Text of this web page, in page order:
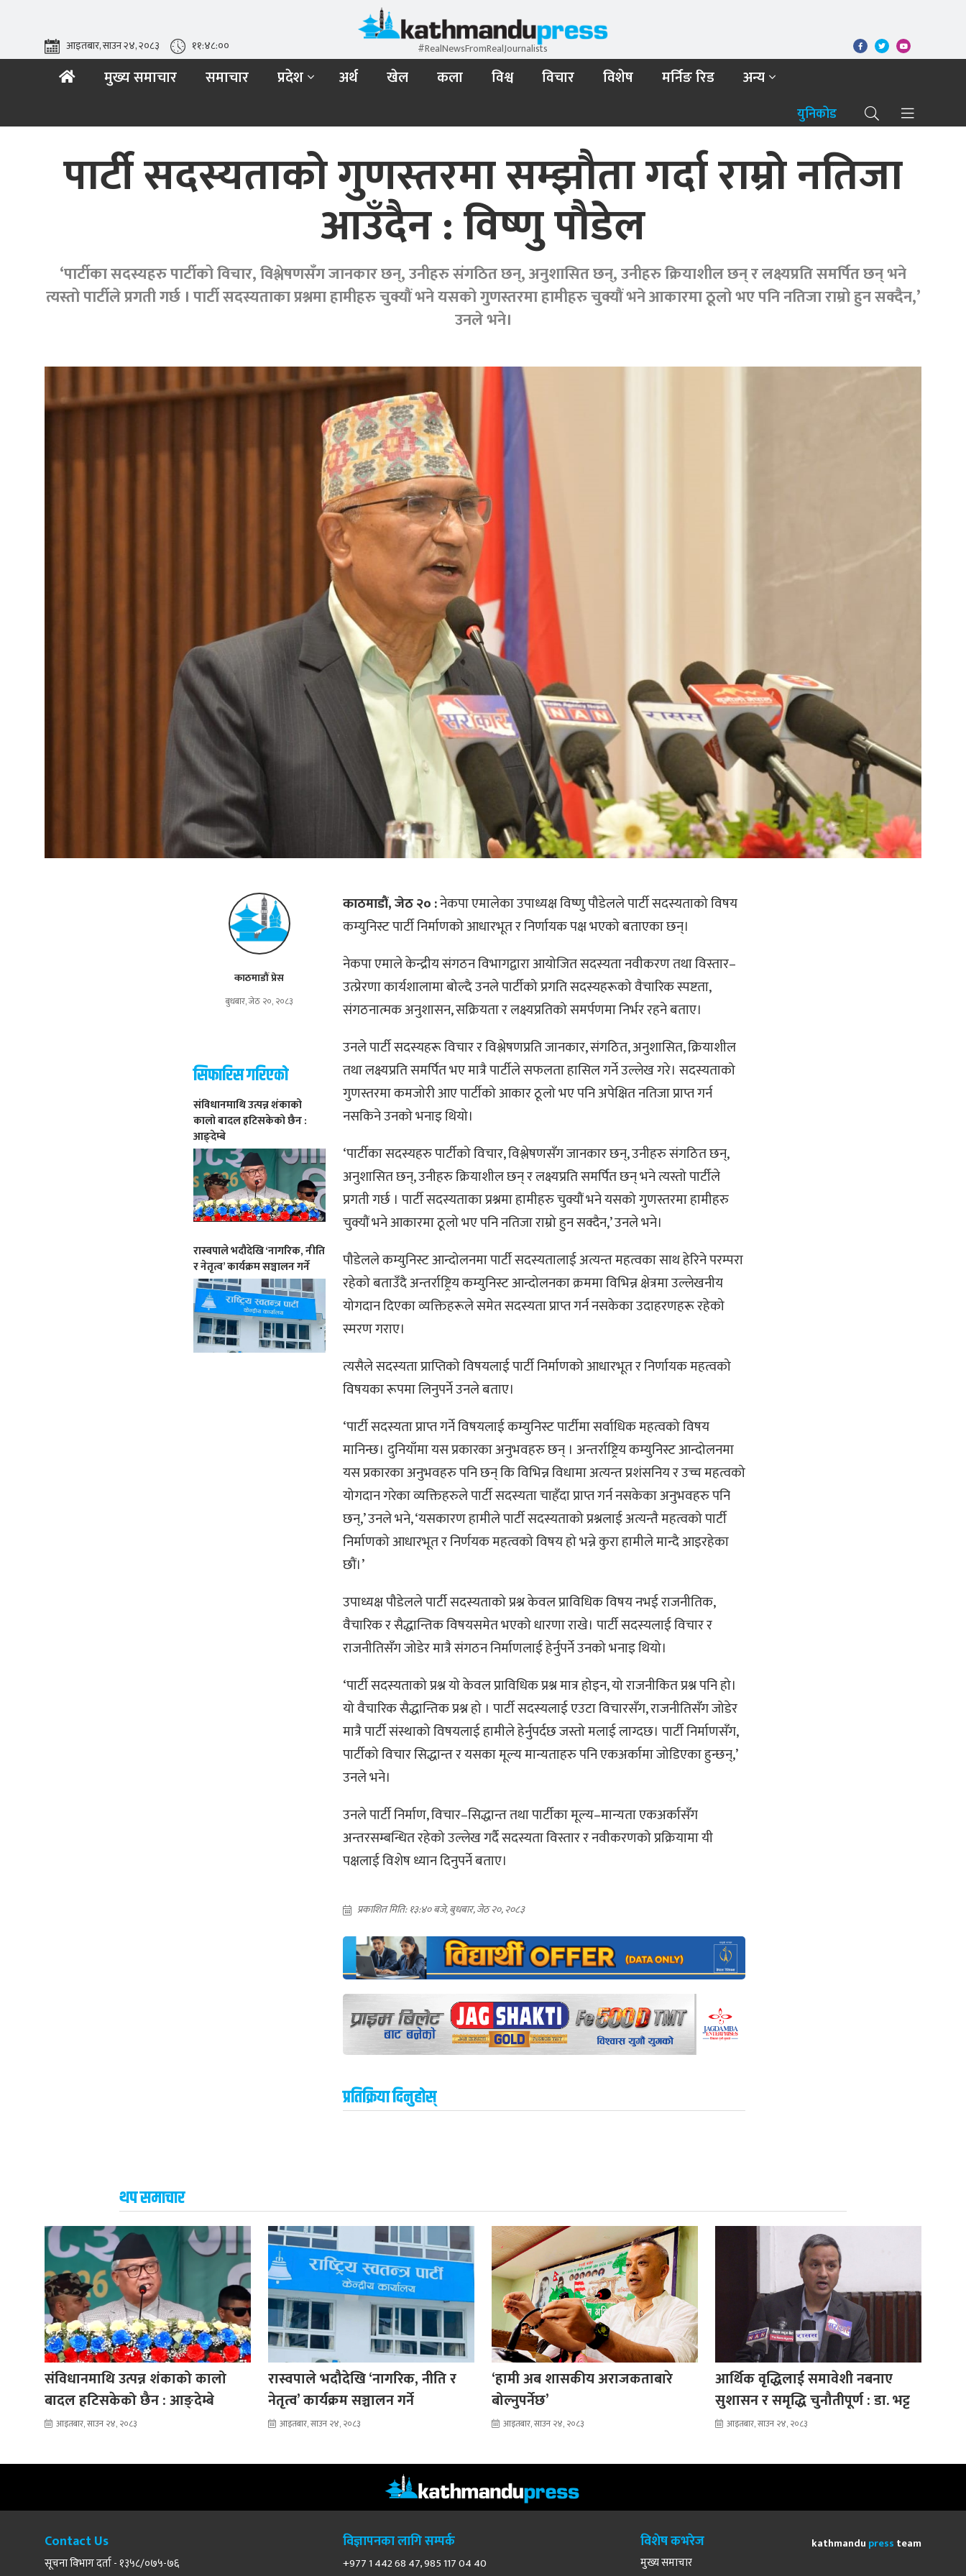
#RealNewsFromRealJournalists
आइतबार, साउन २४, २०८३ ११:४८:०१
मुख्य समाचार समाचार प्रदेश अर्थ खेल कला विश्व विचार विशेष मर्निङ रिड अन्य
युनिकोड
पार्टी सदस्यताको गुणस्तरमा सम्झौता गर्दा राम्रो नतिजा
आउँदैन : विष्णु पौडेल
‘पार्टीका सदस्यहरु पार्टीको विचार, विश्लेषणसँग जानकार छन्, उनीहरु संगठित छन्, अनुशासित छन्, उनीहरु क्रियाशील छन् र लक्ष्यप्रति समर्पित छन् भने
त्यस्तो पार्टीले प्रगती गर्छ । पार्टी सदस्यताका प्रश्नमा हामीहरु चुक्यौं भने यसको गुणस्तरमा हामीहरु चुक्यौं भने आकारमा ठूलो भए पनि नतिजा राम्रो हुन सक्दैन,’
उनले भने।
काठमाडौं प्रेस
बुधबार, जेठ २०, २०८३
सिफारिस गरिएको
संविधानमाथि उत्पन्न शंकाको
कालो बादल हटिसकेको छैन :
आङ्देम्बे
रास्वपाले भदौदेखि ‘नागरिक, नीति
र नेतृत्व’ कार्यक्रम सञ्चालन गर्ने
काठमाडौं, जेठ २० :नेकपा एमालेका उपाध्यक्ष विष्णु पौडेलले पार्टी सदस्यताको विषय
कम्युनिस्ट पार्टी निर्माणको आधारभूत र निर्णायक पक्ष भएको बताएका छन्।
नेकपा एमाले केन्द्रीय संगठन विभागद्वारा आयोजित सदस्यता नवीकरण तथा विस्तार–
उत्प्रेरणा कार्यशालामा बोल्दै उनले पार्टीको प्रगति सदस्यहरूको वैचारिक स्पष्टता,
संगठनात्मक अनुशासन, सक्रियता र लक्ष्यप्रतिको समर्पणमा निर्भर रहने बताए।
उनले पार्टी सदस्यहरू विचार र विश्लेषणप्रति जानकार, संगठित, अनुशासित, क्रियाशील
तथा लक्ष्यप्रति समर्पित भए मात्रै पार्टीले सफलता हासिल गर्ने उल्लेख गरे। सदस्यताको
गुणस्तरमा कमजोरी आए पार्टीको आकार ठूलो भए पनि अपेक्षित नतिजा प्राप्त गर्न
नसकिने उनको भनाइ थियो।
‘पार्टीका सदस्यहरु पार्टीको विचार, विश्लेषणसँग जानकार छन्, उनीहरु संगठित छन्,
अनुशासित छन्, उनीहरु क्रियाशील छन् र लक्ष्यप्रति समर्पित छन् भने त्यस्तो पार्टीले
प्रगती गर्छ । पार्टी सदस्यताका प्रश्नमा हामीहरु चुक्यौं भने यसको गुणस्तरमा हामीहरु
चुक्यौं भने आकारमा ठूलो भए पनि नतिजा राम्रो हुन सक्दैन,’ उनले भने।
पौडेलले कम्युनिस्ट आन्दोलनमा पार्टी सदस्यतालाई अत्यन्त महत्वका साथ हेरिने परम्परा
रहेको बताउँदै अन्तर्राष्ट्रिय कम्युनिस्ट आन्दोलनका क्रममा विभिन्न क्षेत्रमा उल्लेखनीय
योगदान दिएका व्यक्तिहरूले समेत सदस्यता प्राप्त गर्न नसकेका उदाहरणहरू रहेको
स्मरण गराए।
त्यसैले सदस्यता प्राप्तिको विषयलाई पार्टी निर्माणको आधारभूत र निर्णायक महत्वको
विषयका रूपमा लिनुपर्ने उनले बताए।
‘पार्टी सदस्यता प्राप्त गर्ने विषयलाई कम्युनिस्ट पार्टीमा सर्वाधिक महत्वको विषय
मानिन्छ। दुनियाँमा यस प्रकारका अनुभवहरु छन् । अन्तर्राष्ट्रिय कम्युनिस्ट आन्दोलनमा
यस प्रकारका अनुभवहरु पनि छन् कि विभिन्न विधामा अत्यन्त प्रशंसनिय र उच्च महत्वको
योगदान गरेका व्यक्तिहरुले पार्टी सदस्यता चाहँदा प्राप्त गर्न नसकेका अनुभवहरु पनि
छन्,’ उनले भने, ‘यसकारण हामीले पार्टी सदस्यताको प्रश्नलाई अत्यन्तै महत्वको पार्टी
निर्माणको आधारभूत र निर्णयक महत्वको विषय हो भन्ने कुरा हामीले मान्दै आइरहेका
छौं।’
उपाध्यक्ष पौडेलले पार्टी सदस्यताको प्रश्न केवल प्राविधिक विषय नभई राजनीतिक,
वैचारिक र सैद्धान्तिक विषयसमेत भएको धारणा राखे। पार्टी सदस्यलाई विचार र
राजनीतिसँग जोडेर मात्रै संगठन निर्माणलाई हेर्नुपर्ने उनको भनाइ थियो।
‘पार्टी सदस्यताको प्रश्न यो केवल प्राविधिक प्रश्न मात्र होइन, यो राजनीकित प्रश्न पनि हो।
यो वैचारिक सैद्धान्तिक प्रश्न हो । पार्टी सदस्यलाई एउटा विचारसँग, राजनीतिसँग जोडेर
मात्रै पार्टी संस्थाको विषयलाई हामीले हेर्नुपर्दछ जस्तो मलाई लाग्दछ। पार्टी निर्माणसँग,
पार्टीको विचार सिद्धान्त र यसका मूल्य मान्यताहरु पनि एकअर्कामा जोडिएका हुन्छन्,’
उनले भने।
उनले पार्टी निर्माण, विचार–सिद्धान्त तथा पार्टीका मूल्य–मान्यता एकअर्कासँग
अन्तरसम्बन्धित रहेको उल्लेख गर्दै सदस्यता विस्तार र नवीकरणको प्रक्रियामा यी
पक्षलाई विशेष ध्यान दिनुपर्ने बताए।
प्रकाशित मिति: १३:४० बजे, बुधबार, जेठ २०, २०८३
प्रतिक्रिया दिनुहोस्
थप समाचार
संविधानमाथि उत्पन्न शंकाको कालो
बादल हटिसकेको छैन : आङ्देम्बे
आइतबार, साउन २४, २०८३
रास्वपाले भदौदेखि ‘नागरिक, नीति र
नेतृत्व’ कार्यक्रम सञ्चालन गर्ने
आइतबार, साउन २४, २०८३
‘हामी अब शासकीय अराजकताबारे
बोल्नुपर्नेछ’
आइतबार, साउन २४, २०८३
आर्थिक वृद्धिलाई समावेशी नबनाए
सुशासन र समृद्धि चुनौतीपूर्ण : डा. भट्ट
आइतबार, साउन २४, २०८३
Contact Us
सूचना विभाग दर्ता - १३५८/०७५-७६
विज्ञापनका लागि सम्पर्क
+977 1 442 68 47, 985 117 04 40
विशेष कभरेज
मुख्य समाचार
kathmandu press team